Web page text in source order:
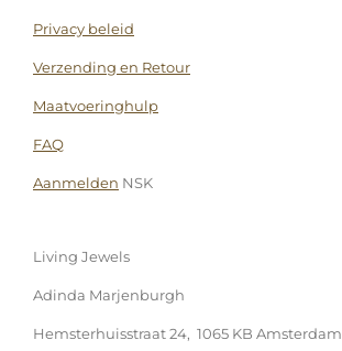
Privacy beleid
Verzending en Retour
Maatvoeringhulp
FAQ
Aanmelden NSK
Living Jewels
Adinda Marjenburgh
Hemsterhuisstraat 24, 1065 KB Amsterdam